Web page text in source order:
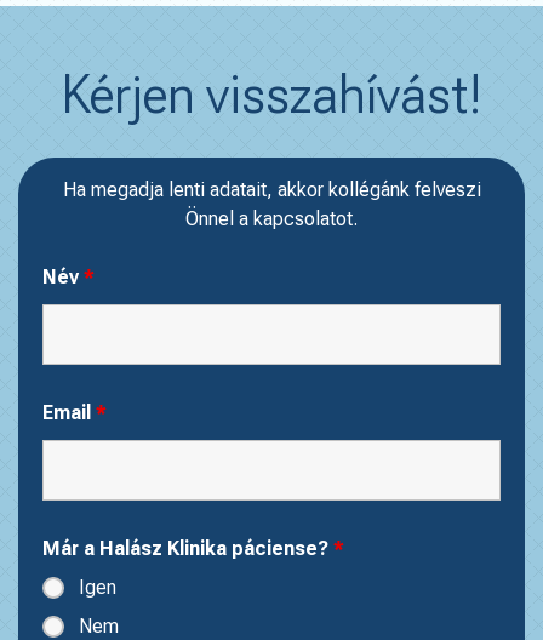
Kérjen visszahívást!
Ha megadja lenti adatait, akkor kollégánk felveszi
Önnel a kapcsolatot.
Név *
Email *
Már a Halász Klinika páciense? *
Igen
Nem